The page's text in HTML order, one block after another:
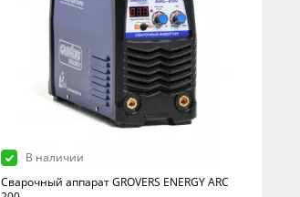
В наличии
Сварочный аппарат GROVERS ENERGY ARC